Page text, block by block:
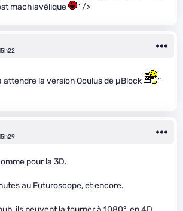
machiavélique
" />
attendre la version Oculus de µBlock
"
pour la 3D.
au Futuroscope, et encore.